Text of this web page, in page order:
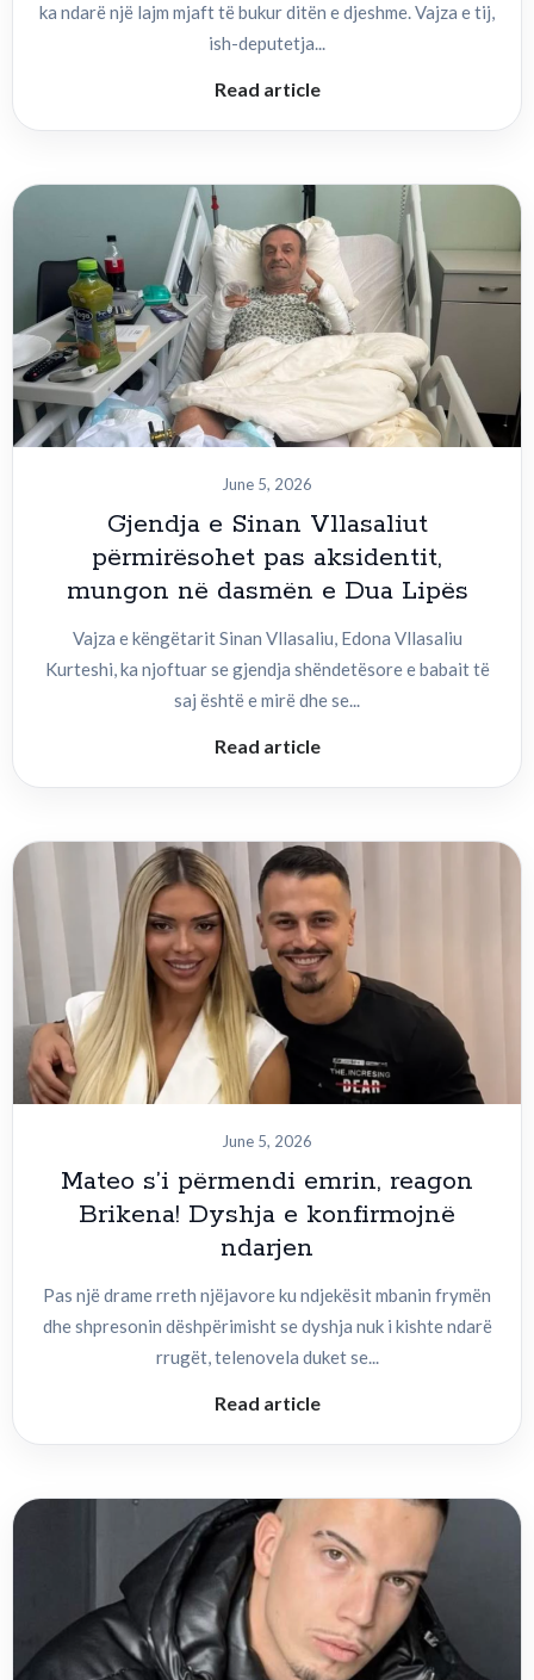
ka ndarë një lajm mjaft të bukur ditën e djeshme. Vajza e tij,
ish-deputetja...
Read article
June 5, 2026
Gjendja e Sinan Vllasaliut
përmirësohet pas aksidentit,
mungon në dasmën e Dua Lipës
Vajza e këngëtarit Sinan Vllasaliu, Edona Vllasaliu
Kurteshi, ka njoftuar se gjendja shëndetësore e babait të
saj është e mirë dhe se...
Read article
June 5, 2026
Mateo s’i përmendi emrin, reagon
Brikena! Dyshja e konfirmojnë
ndarjen
Pas një drame rreth njëjavore ku ndjekësit mbanin frymën
dhe shpresonin dëshpërimisht se dyshja nuk i kishte ndarë
rrugët, telenovela duket se...
Read article